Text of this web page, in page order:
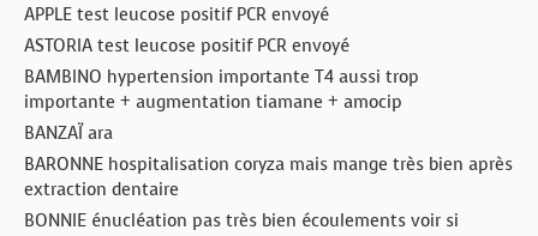
APPLE test leucose positif PCR envoyé
ASTORIA test leucose positif PCR envoyé
BAMBINO hypertension importante T4 aussi trop
importante + augmentation tiamane + amocip
BANZAÏ ara
BARONNE hospitalisation coryza mais mange très bien après
extraction dentaire
BONNIE énucléation pas très bien écoulements voir si